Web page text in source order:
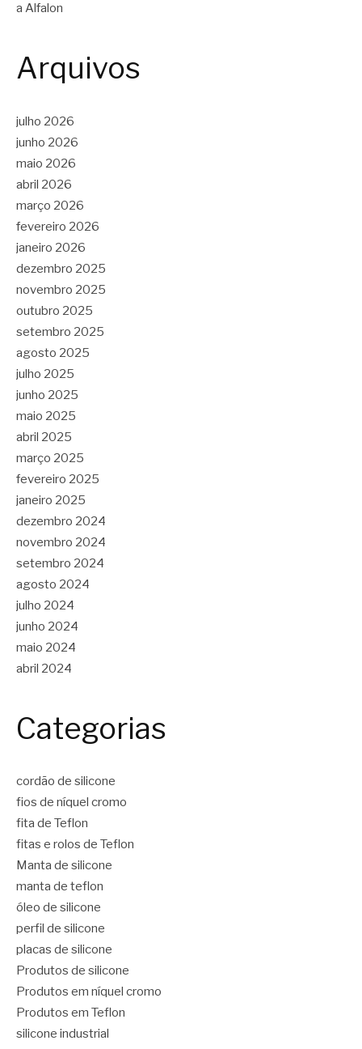
a Alfalon
Arquivos
julho 2026
junho 2026
maio 2026
abril 2026
março 2026
fevereiro 2026
janeiro 2026
dezembro 2025
novembro 2025
outubro 2025
setembro 2025
agosto 2025
julho 2025
junho 2025
maio 2025
abril 2025
março 2025
fevereiro 2025
janeiro 2025
dezembro 2024
novembro 2024
setembro 2024
agosto 2024
julho 2024
junho 2024
maio 2024
abril 2024
Categorias
cordão de silicone
fios de níquel cromo
fita de Teflon
fitas e rolos de Teflon
Manta de silicone
manta de teflon
óleo de silicone
perfil de silicone
placas de silicone
Produtos de silicone
Produtos em níquel cromo
Produtos em Teflon
silicone industrial